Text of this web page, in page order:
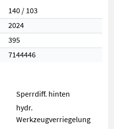
140 / 103
2024
395
7144446
Sperrdiff. hinten
hydr.
Werkzeugverriegelung